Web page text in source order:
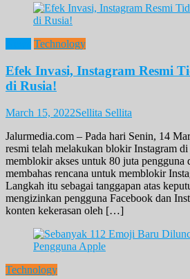
Technology
Efek Invasi, Instagram Resmi
di Rusia!
March 15, 2022Sellita Sellita
Jalurmedia.com – Pada hari Senin, 14
resmi telah melakukan blokir Instagram
memblokir akses untuk 80 juta pengguna
membahas rencana untuk memblokir
Langkah itu sebagai tanggapan atas
mengizinkan pengguna Facebook dan
konten kekerasan oleh […]
Technology